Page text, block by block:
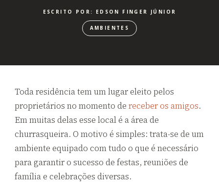
ESCRITO POR: EDSON FINGER JÚNIOR
AMBIENTES
Toda residência tem um lugar eleito pelos
proprietários no momento de receber os amigos.
Em muitas delas esse local é a área de
churrasqueira. O motivo é simples: trata-se de um
ambiente equipado com tudo o que é necessário
para garantir o sucesso de festas, reuniões de
família e celebrações diversas.